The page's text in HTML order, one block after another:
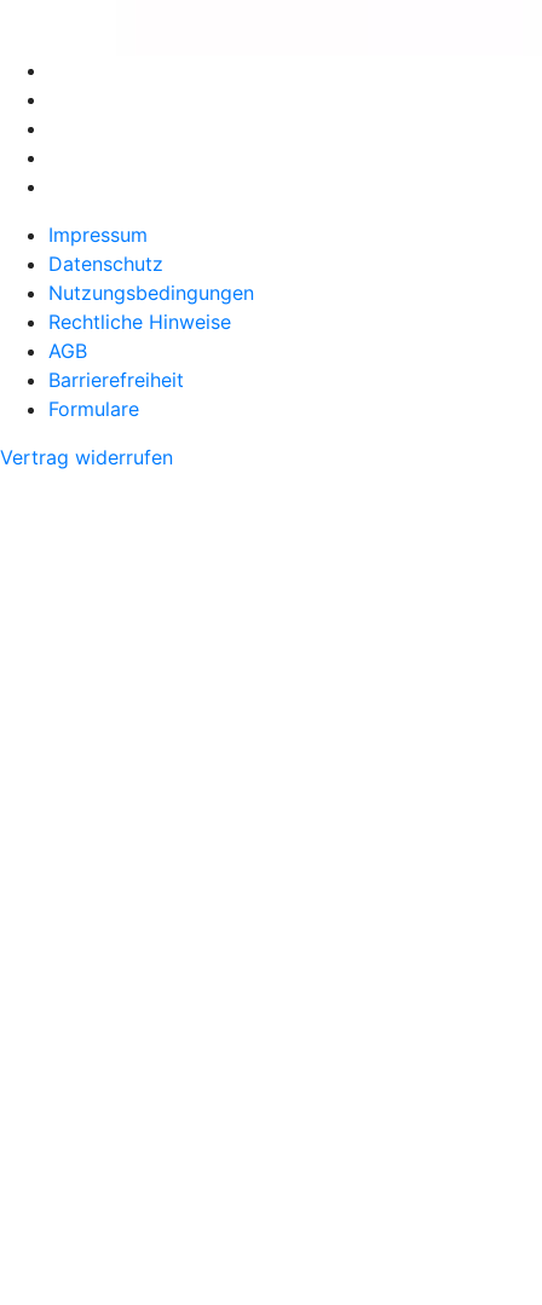
Impressum
Datenschutz
Nutzungsbedingungen
Rechtliche Hinweise
AGB
Barrierefreiheit
Formulare
Vertrag widerrufen